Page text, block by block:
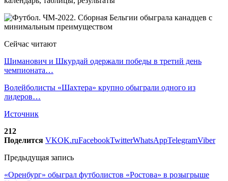
Сейчас читают
Шиманович и Шкурдай одержали победы в третий день
чемпионата…
Волейболисты «Шахтера» крупно обыграли одного из
лидеров…
Источник
212
Поделится VKOK.ruFacebookTwitterWhatsAppTelegramViber
Предыдущая запись
«Оренбург» обыграл футболистов «Ростова» в розыгрыше